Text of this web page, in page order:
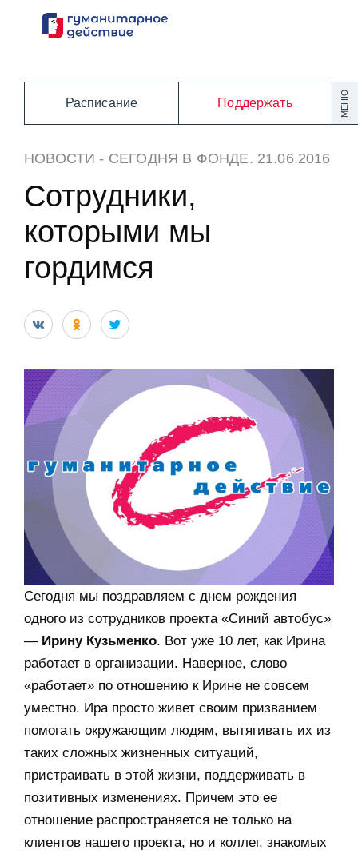
Перейти
МЕНЮ
Расписание Поддержать
НОВОСТИ - СЕГОДНЯ В ФОНДЕ. 21.06.2016
Сотрудники,
которыми мы
гордимся
Сегодня мы поздравляем с днем рождения
одного из сотрудников проекта «Синий автобус»
— Ирину Кузьменко. Вот уже 10 лет, как Ирина
работает в организации. Наверное, слово
«работает» по отношению к Ирине не совсем
уместно. Ира просто живет своим призванием
помогать окружающим людям, вытягивать их из
таких сложных жизненных ситуаций,
пристраивать в этой жизни, поддерживать в
позитивных изменениях. Причем это ее
отношение распространяется не только на
клиентов нашего проекта, но и коллег, знакомых